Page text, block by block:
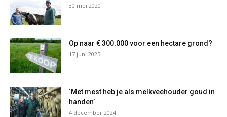
30 mei 2020
Op naar € 300.000 voor een hectare grond?
17 juni 2025
‘Met mest heb je als melkveehouder goud in
handen’
4 december 2024